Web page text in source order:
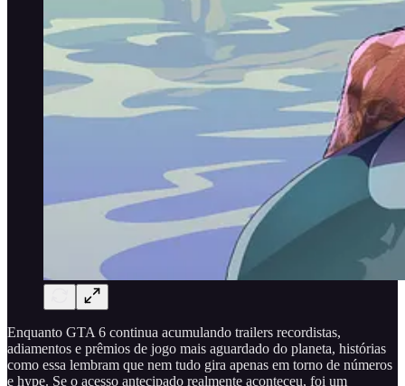
Enquanto GTA 6 continua acumulando trailers recordistas,
adiamentos e prêmios de jogo mais aguardado do planeta, histórias
como essa lembram que nem tudo gira apenas em torno de números
e hype. Se o acesso antecipado realmente aconteceu, foi um